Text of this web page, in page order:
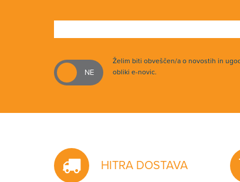
Želim biti obveščen/a o novostih in
obliki e-novic.
HITRA DOSTAVA